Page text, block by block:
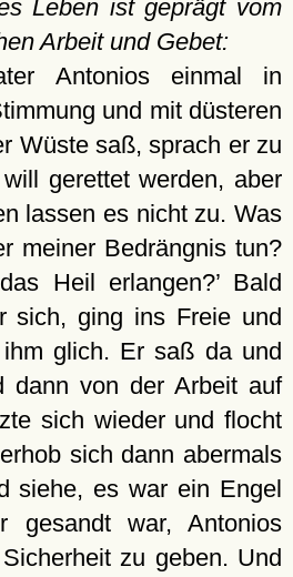
Leben ist geprägt vom
Arbeit und Gebet:
Antonios einmal in
und mit düsteren
Wüste saß, sprach er zu
gerettet werden, aber
lassen es nicht zu. Was
meiner Bedrängnis tun?
Heil erlangen?Bald
sich, ging ins Freie und
glich. Er saß da und
dann von der Arbeit auf
sich wieder und flocht
sich dann abermals
siehe, es war ein Engel
gesandt war, Antonios
zu geben. Und